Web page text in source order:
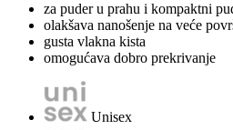
za puder u prahu i kompaktni
olakšava nanošenje na veće
gusta vlakna kista
omogućava dobro prekrivanje
Unisex